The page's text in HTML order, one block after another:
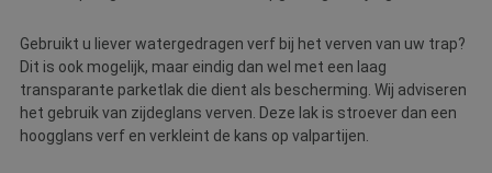
Gebruikt u liever watergedragen verf bij het verven van uw trap?
Dit is ook mogelijk, maar eindig dan wel met een laag
transparante parketlak die dient als bescherming. Wij adviseren
het gebruik van zijdeglans verven. Deze lak is stroever dan een
hoogglans verf en verkleint de kans op valpartijen.